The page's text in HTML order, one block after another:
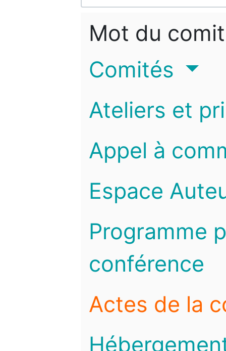
Mot du
Comités
Ateliers et
Appel à
Espace
Programme
conférence
Actes de la